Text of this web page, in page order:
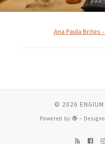
Ana Paula Brites
© 2026 ENGIUM
Powered by –